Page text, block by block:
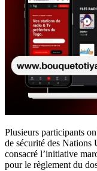
Plusieurs participants
de sécurité des Nations
consacré l’initiative
pour le règlement du